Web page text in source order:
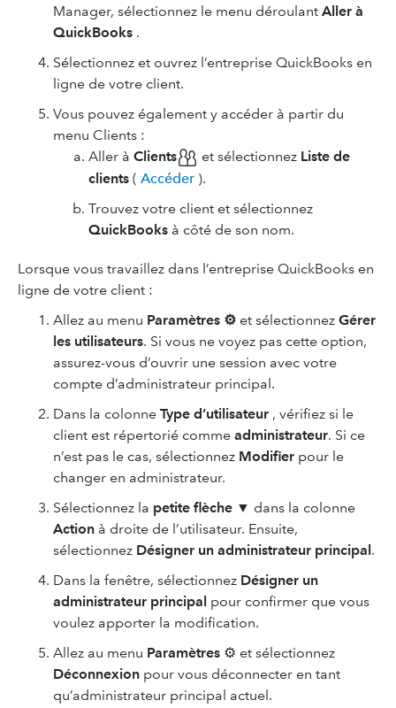
Manager, sélectionnez le menu déroulant Aller à
QuickBooks .
Sélectionnez et ouvrez l’entreprise QuickBooks en
ligne de votre client.
Vous pouvez également y accéder à partir du
menu Clients :
Aller à Clients et sélectionnez Liste de
clients ( Accéder ).
Trouvez votre client et sélectionnez
QuickBooks à côté de son nom.
Lorsque vous travaillez dans l’entreprise QuickBooks en
ligne de votre client :
Allez au menu Paramètres ⚙ et sélectionnez Gérer
les utilisateurs. Si vous ne voyez pas cette option,
assurez-vous d’ouvrir une session avec votre
compte d’administrateur principal.
Dans la colonne Type d’utilisateur , vérifiez si le
client est répertorié comme administrateur. Si ce
n’est pas le cas, sélectionnez Modifier pour le
changer en administrateur.
Sélectionnez la petite flèche ▼ dans la colonne
Action à droite de l’utilisateur. Ensuite,
sélectionnez Désigner un administrateur principal .
Dans la fenêtre, sélectionnez Désigner un
administrateur principal pour confirmer que vous
voulez apporter la modification.
Allez au menu Paramètres ⚙ et sélectionnez
Déconnexion pour vous déconnecter en tant
qu’administrateur principal actuel.